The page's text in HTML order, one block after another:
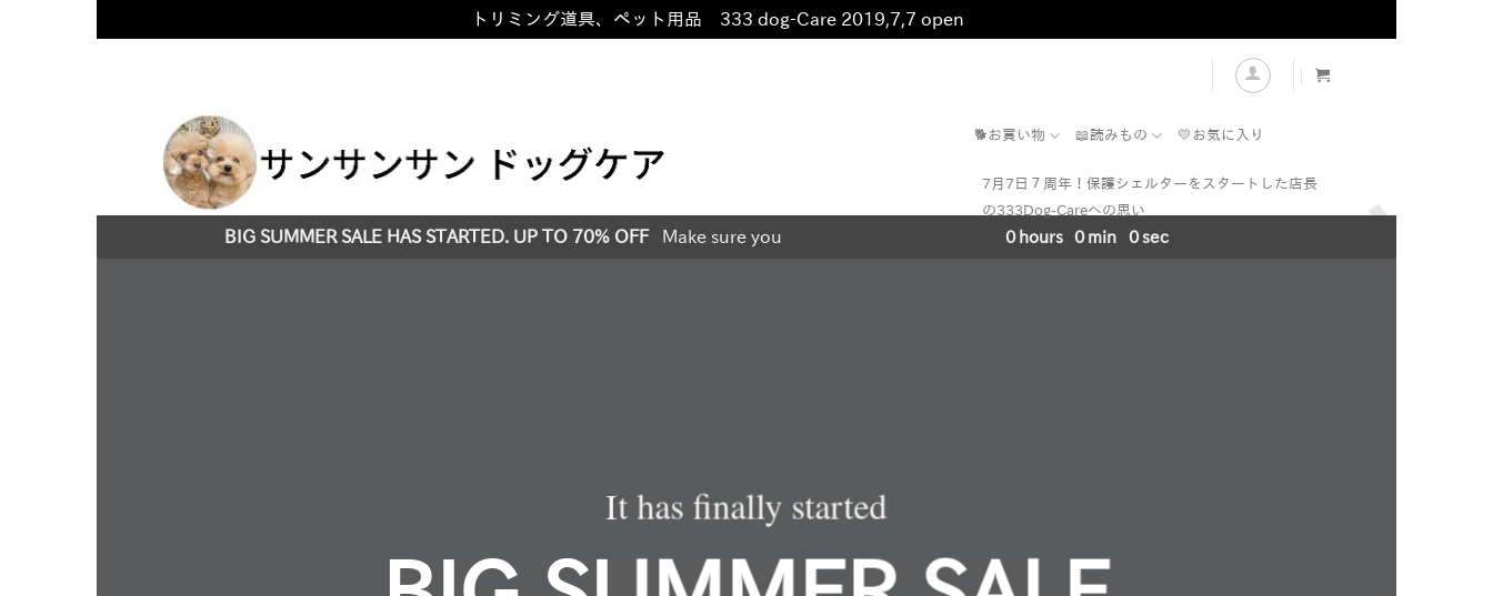
トリミング道具、ペット用品 333 dog-Care 2019,7,7 open
🐕お買い物 📖読みもの 💛お気に入り
7月7日７周年！保護シェルターをスタートした店長
の333Dog-Careへの思い
BIG SUMMER SALE HAS STARTED. UP TO 70% OFF Make sure you 0 hours 0 min 0 sec
It has finally started